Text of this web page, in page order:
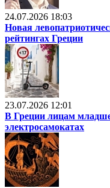
24.07.2026 18:03
Новая
рейтингах Греции
23.07.2026 12:01
В Греции лицам младше
электросамокатах